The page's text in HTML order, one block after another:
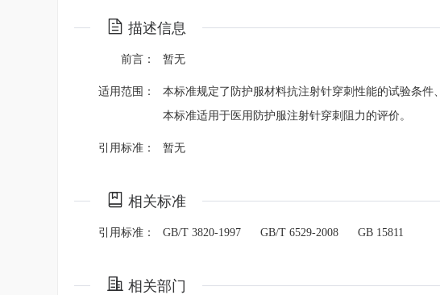
描述信息
前言： 暂无
适用范围：
本标准规定了防护服材料抗注射针穿刺性能的试验条件
本标准适用于医用防护服注射针穿刺阻力的评价。
引用标准： 暂无
相关标准
引用标准： GB/T 3820-1997 GB/T 6529-2008 GB 15811
相关部门